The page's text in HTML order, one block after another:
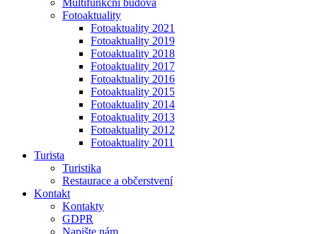
Multifunkční budova
Fotoaktuality
Fotoaktuality 2021
Fotoaktuality 2019
Fotoaktuality 2018
Fotoaktuality 2017
Fotoaktuality 2016
Fotoaktuality 2015
Fotoaktuality 2014
Fotoaktuality 2013
Fotoaktuality 2012
Fotoaktuality 2011
Turista
Turistika
Restaurace a občerstvení
Kontakt
Kontakty
GDPR
Napište nám